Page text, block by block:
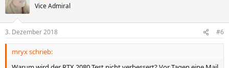
Vice Admiral
3. Dezember 2018 #6
mryx schrieb: